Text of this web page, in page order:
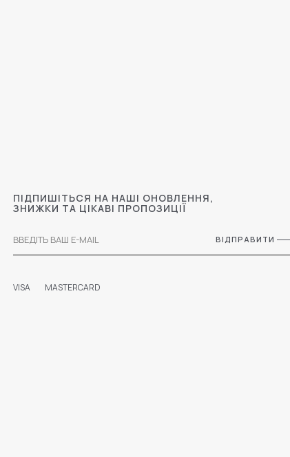
ВІДПРАВИТИ
ПІДПИШІТЬСЯ НА НАШІ ОНОВЛЕННЯ,
ЗНИЖКИ ТА ЦІКАВІ ПРОПОЗИЦІЇ
VISA MASTERCARD